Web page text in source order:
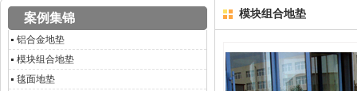
案例集锦
铝合金地垫
模块组合地垫
毯面地垫
模块组合地垫